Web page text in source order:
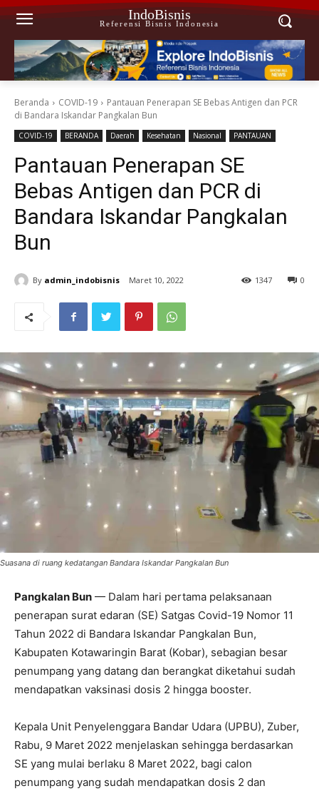
IndoBisnis
Referensi Bisnis Indonesia
Beranda COVID-19
Pantauan Penerapan SE Bebas Antigen dan PCR
di Bandara Iskandar Pangkalan Bun
COVID-19 BERANDA Daerah Kesehatan Nasional PANTAUAN
Pantauan Penerapan SE
Bebas Antigen dan PCR di
Bandara Iskandar Pangkalan
Bun
By admin_indobisnis Maret 10, 2022 0
1347
Suasana di ruang kedatangan Bandara Iskandar Pangkalan Bun
Pangkalan Bun — Dalam hari pertama pelaksanaan
penerapan surat edaran (SE) Satgas Covid-19 Nomor 11
Tahun 2022 di Bandara Iskandar Pangkalan Bun,
Kabupaten Kotawaringin Barat (Kobar), sebagian besar
penumpang yang datang dan berangkat diketahui sudah
mendapatkan vaksinasi dosis 2 hingga booster.
Kepala Unit Penyelenggara Bandar Udara (UPBU), Zuber,
Rabu, 9 Maret 2022 menjelaskan sehingga berdasarkan
SE yang mulai berlaku 8 Maret 2022, bagi calon
penumpang yang sudah mendapatkan dosis 2 dan